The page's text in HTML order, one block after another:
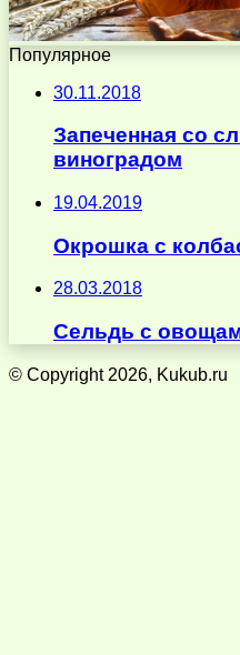
Популярное
30.11.2018
Запеченная со
виноградом
19.04.2019
Окрошка с
28.03.2018
Сельдь с
© Copyright 2026, Kukub.ru